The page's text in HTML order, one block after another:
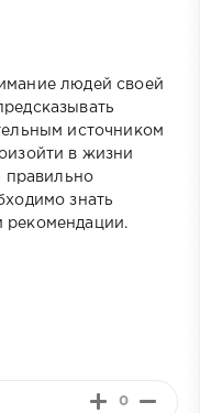
людей своей
источником
в жизни
правильно
знать
рекомендации.
0